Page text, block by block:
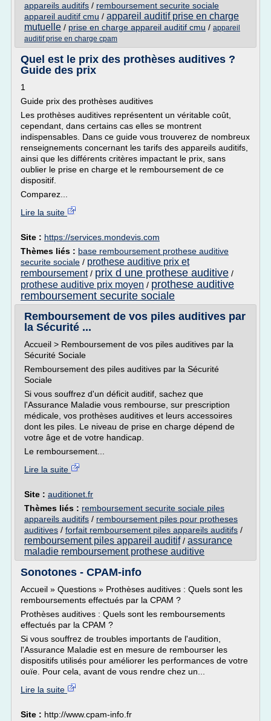
appareils auditifs / remboursement securite sociale
appareil auditif cmu / appareil auditif prise en charge
mutuelle / prise en charge appareil auditif cmu / appareil
auditif prise en charge cpam
Quel est le prix des prothèses auditives ?
Guide des prix
1
Guide prix des prothèses auditives
Les prothèses auditives représentent un véritable coût,
cependant, dans certains cas elles se montrent
indispensables. Dans ce guide vous trouverez de nombreux
renseignements concernant les tarifs des appareils auditifs,
ainsi que les différents critères impactant le prix, sans
oublier le prise en charge et le remboursement de ce
dispositif.
Comparez...
Lire la suite
Site : https://services.mondevis.com
Thèmes liés : base remboursement prothese auditive
securite sociale / prothese auditive prix et
remboursement/ prix d une prothese auditive /
prothese auditive prix moyen / prothese auditive
remboursement securite sociale
Remboursement de vos piles auditives par
la Sécurité ...
Accueil > Remboursement de vos piles auditives par la
Sécurité Sociale
Remboursement des piles auditives par la Sécurité
Sociale
Si vous souffrez d'un déficit auditif, sachez que
l'Assurance Maladie vous rembourse, sur prescription
médicale, vos prothèses auditives et leurs accessoires
dont les piles. Le niveau de prise en charge dépend de
votre âge et de votre handicap.
Le remboursement...
Lire la suite
Site : auditionet.fr
Thèmes liés : remboursement securite sociale piles
appareils auditifs / remboursement piles pour protheses
auditives / forfait remboursement piles appareils auditifs /
remboursement piles appareil auditif/ assurance
maladie remboursement prothese auditive
Sonotones - CPAM-info
Accueil » Questions » Prothèses auditives : Quels sont les
remboursements effectués par la CPAM ?
Prothèses auditives : Quels sont les remboursements
effectués par la CPAM ?
Si vous souffrez de troubles importants de l'audition,
l'Assurance Maladie est en mesure de rembourser les
dispositifs utilisés pour améliorer les performances de votre
ouïe. Pour cela, avant de vous rendre chez un...
Lire la suite
Site : http://www.cpam-info.fr